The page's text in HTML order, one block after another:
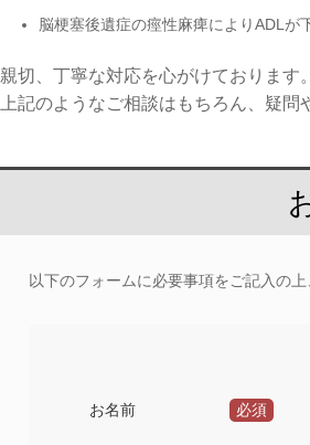
脳梗塞後遺症の痙性麻痺によりADLが
親切、丁寧な対応を心がけております。
上記のようなご相談はもちろん、疑
以下のフォームに必要事項をご記入の
お名前 必須